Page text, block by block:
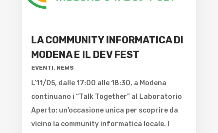
LA COMMUNITY INFORMATICA DI
MODENA E IL DEV FEST
EVENTI, NEWS
L’11/05, dalle 17:00 alle 18:30, a Modena
continuano i “Talk Together” al Laboratorio
Aperto: un’occasione unica per scoprire da
vicino la community informatica locale. I